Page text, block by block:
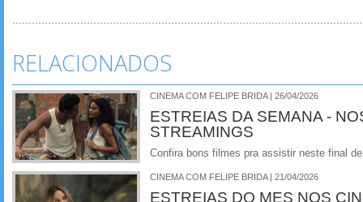
RELACIONADOS
CINEMA COM FELIPE BRIDA | 26/04/2026
ESTREIAS DA SEMANA -
STREAMINGS
Confira bons filmes pra assistir neste final
CINEMA COM FELIPE BRIDA | 21/04/2026
ESTREIAS DO MES NOS